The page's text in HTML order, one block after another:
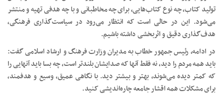
تولید کتاب، چه نوع کتاب‌هایی، برای چه مخاطبانی و با چه هدفی تهیه و منتشر
می‌شود. این در حالی است که انتظار می‌رود در سیاست‌گذاری فرهنگی،
هدف‌گذاری دقیق و اثربخشی داشته باشیم.
در ادامه، رئیس جمهور خطاب به مدیران وزارت فرهنگ و ارشاد اسلامی گفت:
باید همه مردم را دید، نه فقط آنها که صدایشان بلندتر است، چه بسا باید آنهایی را
که کمتر دیده می‌شوند، بهتر و بیشتر دید. با نگاهی عمیق، وسیع و هدفمند،
برای مشکلات همه اقشار جامعه چاره‌اندیشی کنید.